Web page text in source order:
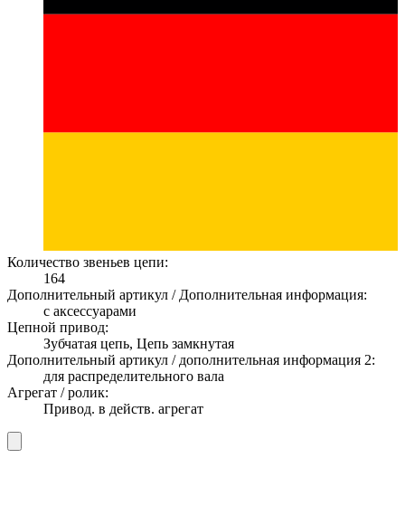
Количество звеньев цепи:
164
Дополнительный артикул / Дополнительная информация:
с аксессуарами
Цепной привод:
Зубчатая цепь, Цепь замкнутая
Дополнительный артикул / дополнительная информация 2:
для распределительного вала
Агрегат / ролик:
Привод. в действ. агрегат